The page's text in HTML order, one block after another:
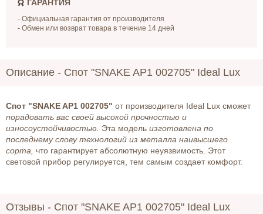
ГАРАНТИЯ
- Официальная гарантия от производителя
- Обмен или возврат товара в течение 14 дней
Описание - Спот "SNAKE AP1 002705" Ideal Lux
Спот "SNAKE AP1 002705" от производителя Ideal Lux сможет
порадовать вас своей высокой прочностью и
износоустойчивостью. Эта модель изготовлена по
последнему слову технологий из металла наивысшего
сорта, что гарантирует абсолютную неуязвимость. Этот
световой прибор регулируется, тем самым создает комфорт.
Отзывы - Спот "SNAKE AP1 002705" Ideal Lux